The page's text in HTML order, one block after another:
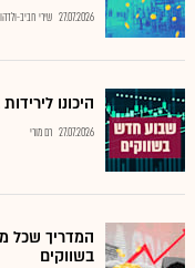
27.07.2026 שירי חביב-
היכונו
27.07.2026 רם מורי
בשווקים